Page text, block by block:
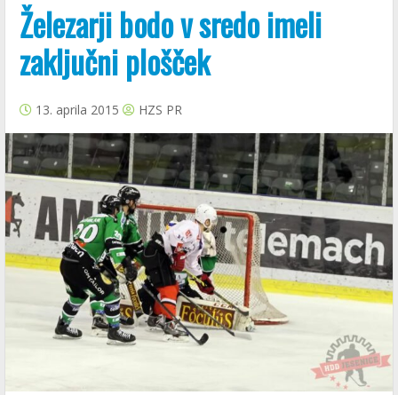
Železarji bodo v sredo imeli
zaključni plošček
13. aprila 2015 HZS PR